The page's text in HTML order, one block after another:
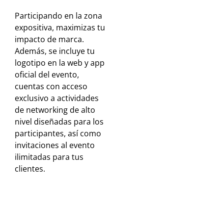
Participando en la zona
expositiva, maximizas tu
impacto de marca.
Además, se incluye tu
logotipo en la web y app
oficial del evento,
cuentas con acceso
exclusivo a actividades
de networking de alto
nivel diseñadas para los
participantes, así como
invitaciones al evento
ilimitadas para tus
clientes.